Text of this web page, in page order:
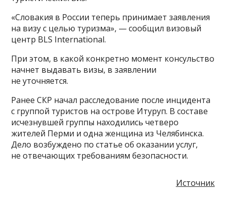
«Словакия в России теперь принимает заявления
на визу с целью туризма», — сообщил визовый
центр BLS International.
При этом, в какой конкретно момент консульство
начнет выдавать визы, в заявлении
не уточняется.
Ранее СКР начал расследование после инцидента
с группой туристов на острове Итуруп. В составе
исчезнувшей группы находились четверо
жителей Перми и одна женщина из Челябинска.
Дело возбуждено по статье об оказании услуг,
не отвечающих требованиям безопасности.
Источник